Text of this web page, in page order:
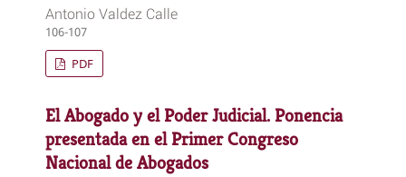
Antonio Valdez Calle
106-107
PDF
El Abogado y el Poder Judicial. Ponencia
presentada en el Primer Congreso
Nacional de Abogados